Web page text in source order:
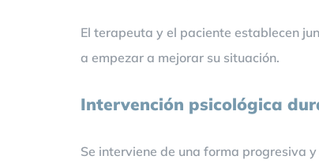
El terapeuta y el paciente establecen
a empezar a mejorar su situación.
Intervención psicológica
Se interviene de una forma progresiva